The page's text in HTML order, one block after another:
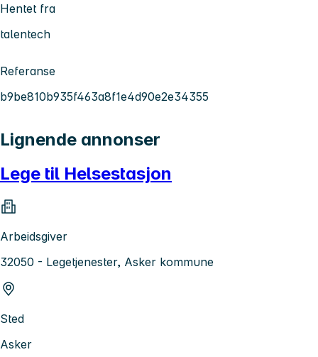
Hentet fra
talentech
Referanse
b9be810b935f463a8f1e4d90e2e34355
Lignende annonser
Lege til Helsestasjon
Arbeidsgiver
32050 - Legetjenester, Asker kommune
Sted
Asker